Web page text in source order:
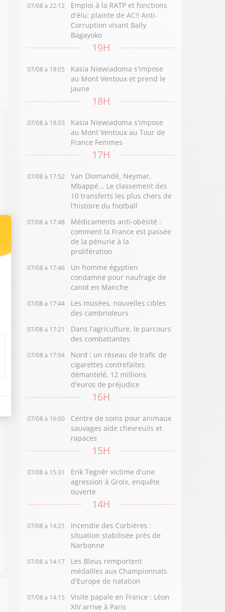
07/08 à 22:12
Emploi à la RATP et fonctions
d'élu: plainte de AC!! Anti-
Corruption visant Bally
Bagayoko
19H
07/08 à 19:05
Kasia Niewiadoma s'impose
au Mont Ventoux et prend le
jaune
18H
07/08 à 18:03
Kasia Niewiadoma s'impose
au Mont Ventoux au Tour de
France Femmes
17H
07/08 à 17:52
Yan Diomandé, Neymar,
Mbappé... Le classement des
10 transferts les plus chers de
l'histoire du football
07/08 à 17:48
Médicaments anti-obésité :
comment la France est passée
de la pénurie à la
prolifération
07/08 à 17:46
Un homme égyptien
condamné pour naufrage de
canot en Manche
07/08 à 17:44
Les musées, nouvelles cibles
des cambrioleurs
07/08 à 17:21
Dans l'agriculture, le parcours
des combattantes
07/08 à 17:04
Nord : un réseau de trafic de
cigarettes contrefaites
démantelé, 12 millions
d'euros de préjudice
16H
07/08 à 16:00
Centre de soins pour animaux
sauvages aide chevreuils et
rapaces
15H
07/08 à 15:31
Erik Tegnér victime d'une
agression à Groix, enquête
ouverte
14H
07/08 à 14:21
Incendie des Corbières :
situation stabilisée près de
Narbonne
07/08 à 14:17
Les Bleus remportent
médailles aux Championnats
d'Europe de natation
07/08 à 14:15
Visite papale en France : Léon
XIV arrive à Paris